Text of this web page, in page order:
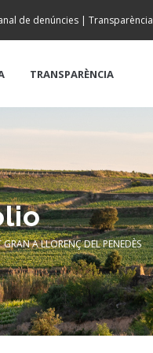
de denúncies | Transparència
TRANSPARÈNCIA
A LLORENÇ DEL PENEDÈS